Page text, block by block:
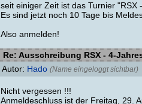
seit einiger Zeit ist das Turnier
Es sind jetzt noch 10 Tage bis
Also anmelden!
Re: Ausschreibung RSX - 4-
Autor: Hado (Name eingeloggt sichtbar)
Nicht vergessen !!!
Anmeldeschluss ist der Freitag, 29.